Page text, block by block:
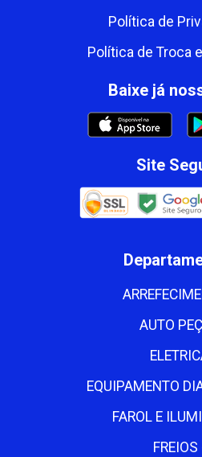
Política de
Política de Troca
Baixe já
Site
AUTO
EQUIPAMENTO
FAROL E
FREIOS